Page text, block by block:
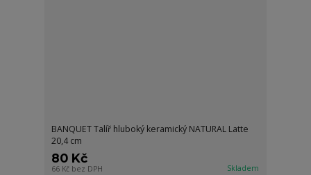
BANQUET Talíř hluboký keramický NATURAL Latte
20,4 cm
80 Kč
66 Kč bez DPH Skladem